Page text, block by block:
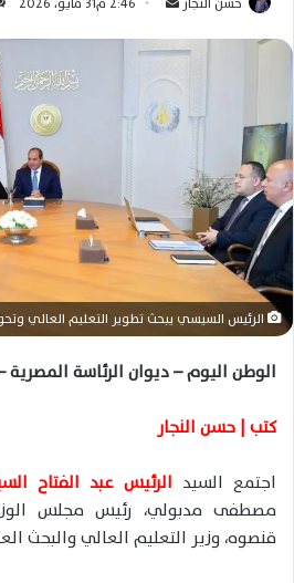
س
ل
ب
ر
ا
إ
ت
و
ي
الرئيس السيسي يبحث تطوير التعليم العالي
الوطن اليوم – ديوان الرئاسة المصرية – 31 مايو
كتب | حسن النجار
اجتمع السيد الرئيس عبد الفتاح
مصطفى مدبولي، رئيس مجلس
قنصوه، وزير التعليم العالي والبحث